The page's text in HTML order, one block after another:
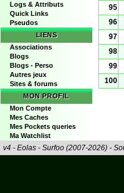
Logs & Attributs
Quick Links
Pseudos
LIENS
Associations
Blogs
Blogs - Perso
Autres jeux
Sites & forums
MON PROFIL
Mon Compte
Mes Caches
Mes Pockets queries
Ma Watchlist
95
96
97
98
99
100
v4 - Eolas - Surfoo (2007-2026) -